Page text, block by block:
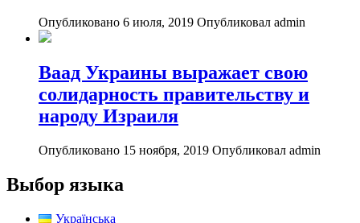
Опубликовано 6 июля, 2019 Опубликовал admin
Ваад Украины выражает свою
солидарность правительству и
народу Израиля
Опубликовано 15 ноября, 2019 Опубликовал admin
Выбор языка
Українська